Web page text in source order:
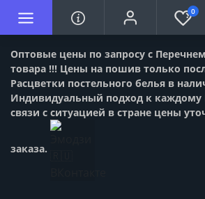
Оптовые цены по запросу с
товара !!! Цены на пошив только
Расцветки постельного белья в
Индивидуальный подход к каждому
связи с ситуацией в стране цены
заказа.
0